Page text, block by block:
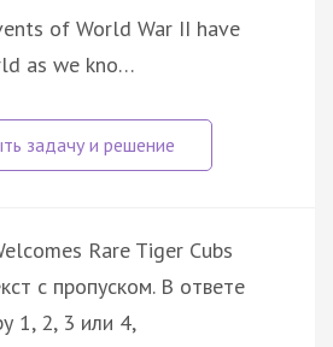
of World War II have
as we kno…
Rare Tiger Cubs
с пропуском. В ответе
1, 2, 3 или 4,